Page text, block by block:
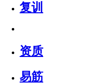
复训
资质
易筋